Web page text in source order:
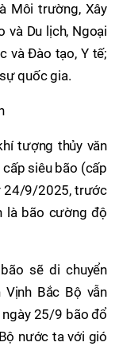
Môi trường, Xây
và Du lịch, Ngoại
và Đào tạo, Y tế;
quốc gia.
tượng thủy văn
siêu bão (cấp
24/9/2025, trước
là bão cường độ
sẽ di chuyển
Bắc Bộ vẫn
25/9 bão đổ
nước ta với gió